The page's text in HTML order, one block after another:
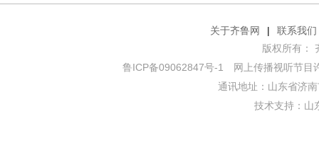
关于齐鲁网 |
联系我们
版权所有：
鲁ICP备09062847号-1
网上传播视听节目
通讯地址：山东省济
技术支持： 山